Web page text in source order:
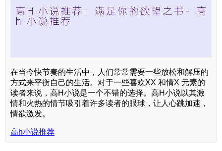
在当今快节奏的生活中，人们常常需要一些放松和解压的
方式来平衡自己的生活。对于一些喜欢XX 和情X 元素的
读者来说，高H小说是一个不错的选择。高H小说以其激
情和火热的情节吸引着许多读者的眼球，让人心跳加速，
情欲激发。
高h小说推荐